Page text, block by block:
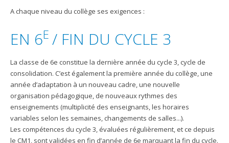
A chaque niveau du collège ses exigences :
EN 6E / FIN DU CYCLE 3
La classe de 6e constitue la dernière année du cycle 3, cycle de
consolidation. C’est également la première année du collège, une
année d’adaptation à un nouveau cadre, une nouvelle
organisation pédagogique, de nouveaux rythmes des
enseignements (multiplicité des enseignants, les horaires
variables selon les semaines, changements de salles...).
Les compétences du cycle 3, évaluées régulièrement, et ce depuis
le CM1, sont validées en fin d’année de 6e marquant la fin du cycle.